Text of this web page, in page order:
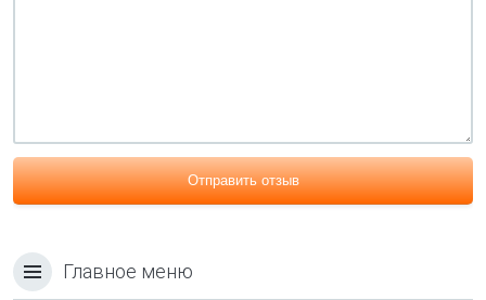
Отправить отзыв
Главное меню